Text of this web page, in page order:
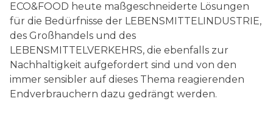
ECO&FOOD heute maßgeschneiderte Lösungen
für die Bedürfnisse der LEBENSMITTELINDUSTRIE,
des Großhandels und des
LEBENSMITTELVERKEHRS, die ebenfalls zur
Nachhaltigkeit aufgefordert sind und von den
immer sensibler auf dieses Thema reagierenden
Endverbrauchern dazu gedrängt werden.